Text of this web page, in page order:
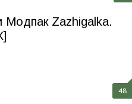
Zazhigalka.
48